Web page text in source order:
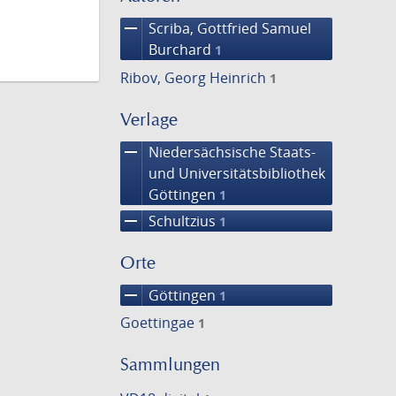
remove
Scriba, Gottfried Samuel
Burchard 1
Ribov, Georg Heinrich 1
Verlage
remove
Niedersächsische Staats-
und Universitätsbibliothek
Göttingen 1
remove Schultzius 1
Orte
remove Göttingen 1
Goettingae 1
Sammlungen